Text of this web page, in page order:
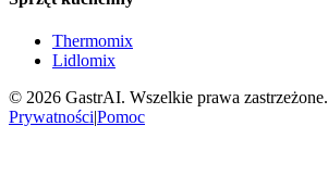
Thermomix
Lidlomix
© 2026 GastrAI. Wszelkie prawa zastrzeżone.
Prywatności|Pomoc